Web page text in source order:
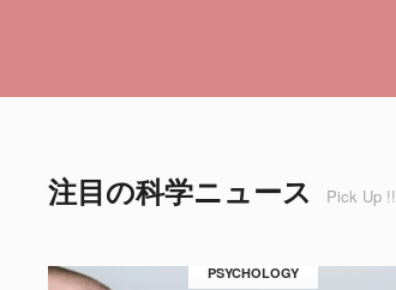
注目の科学ニュース Pick Up !!
PSYCHOLOGY